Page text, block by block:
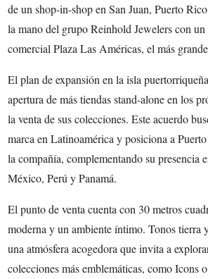
de un shop-in-shop en San Juan, Puerto
la mano del grupo Reinhold Jewelers con
comercial Plaza Las Américas, el más
El plan de expansión en la isla
apertura de más tiendas stand-alone en los
la venta de sus colecciones. Este acuerdo
marca en Latinoamérica y posiciona a
la compañía, complementando su presencia
México, Perú y Panamá.
El punto de venta cuenta con 30 metros
moderna y un ambiente íntimo. Tonos tierra
una atmósfera acogedora que invita a
colecciones más emblemáticas, como Icons